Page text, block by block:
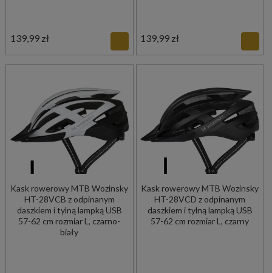
139,99 zł 139,99 zł
Kask rowerowy MTB Wozinsky
HT-28VCB z odpinanym
daszkiem i tylną lampką USB
57-62 cm rozmiar L, czarno-
biały
Kask rowerowy MTB Wozinsky
HT-28VCD z odpinanym
daszkiem i tylną lampką USB
57-62 cm rozmiar L, czarny